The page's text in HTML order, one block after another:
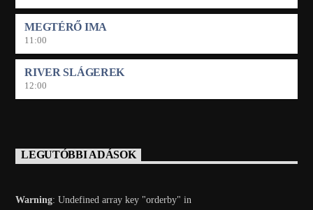
MEGTÉRŐ IMA
11:00
RIVER SLÁGEREK
12:00
LEGUTÓBBI ADÁSOK
Warning: Undefined array key "orderby" in